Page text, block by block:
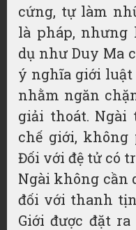
cứng, tự làm
là pháp,
dụ như Duy Ma
ý nghĩa giới luật
nhằm ngăn
giải thoát.
chế giới,
Đối với đệ tử có
Ngài không cần
đối với thanh
Giới được đặt